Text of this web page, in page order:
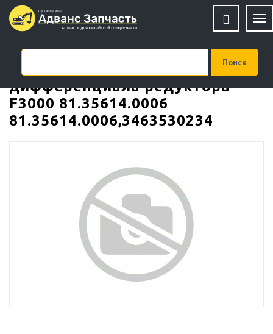
Вилка блокировки
дифференциала редуктора
F3000 81.35614.0006
81.35614.0006,3463530234